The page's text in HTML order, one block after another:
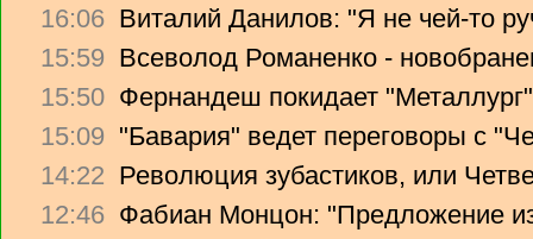
16:06 Виталий Данилов: "Я не чей-то
15:59 Всеволод Романенко -
15:50 Фернандеш покидает "Металлург"
15:09 "Бавария" ведет переговоры с
14:22 Революция зубастиков, или
12:46 Фабиан Монцон: "Предложение